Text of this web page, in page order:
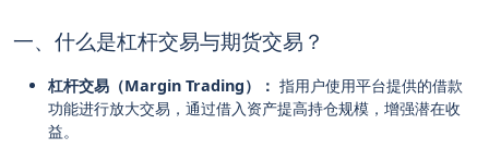
一、什么是杠杆交易与期货交易？
杠杆交易（Margin Trading）： 指用户使用平台提供的借款
功能进行放大交易，通过借入资产提高持仓规模，增强潜在收
益。